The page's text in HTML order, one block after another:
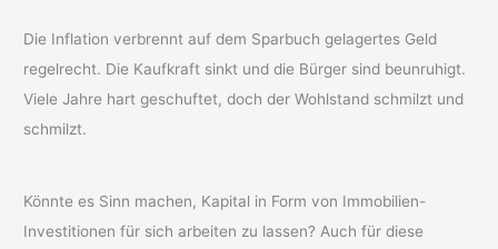
Die Inflation verbrennt auf dem Sparbuch gelagertes Geld
regelrecht. Die Kaufkraft sinkt und die Bürger sind beunruhigt.
Viele Jahre hart geschuftet, doch der Wohlstand schmilzt und
schmilzt.
Könnte es Sinn machen, Kapital in Form von Immobilien-
Investitionen für sich arbeiten zu lassen? Auch für diese